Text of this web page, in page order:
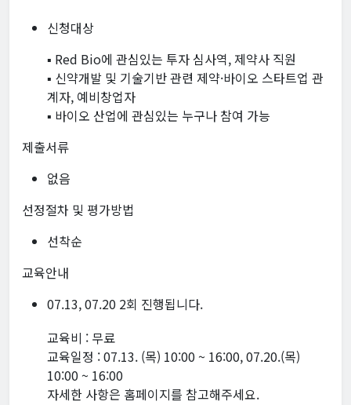
신청대상
▪️ Red Bio에 관심있는 투자 심사역, 제약사 직원
▪️ 신약개발 및 기술기반 관련 제약·바이오 스타트업 관
계자, 예비창업자
▪️ 바이오 산업에 관심있는 누구나 참여 가능
제출서류
없음
선정절차 및 평가방법
선착순
교육안내
07.13, 07.20 2회 진행됩니다.
교육비 : 무료
교육일정 : 07.13. (목) 10:00 ~ 16:00, 07.20.(목)
10:00 ~ 16:00
자세한 사항은 홈페이지를 참고해주세요.